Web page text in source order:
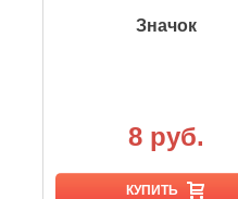
Значок
8 руб.
КУПИТЬ